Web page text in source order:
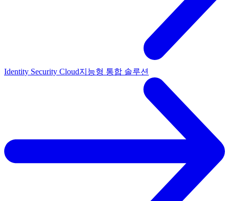
Identity Security Cloud지능형 통합 솔루션